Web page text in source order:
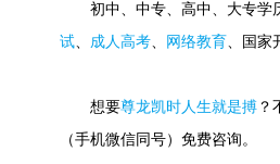
初中、中专、高中、大专学
试、 成人高考、 网络教育、国家
想要尊龙凯时人生就是搏 ？
（手机微信同号）免费咨询。